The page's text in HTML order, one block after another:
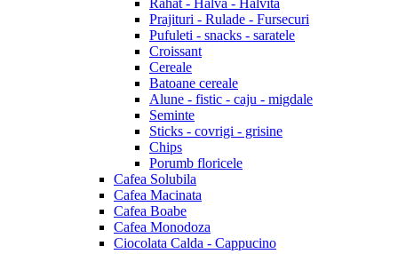
Rahat - Halva - Halvita
Prajituri - Rulade - Fursecuri
Pufuleti - snacks - saratele
Croissant
Cereale
Batoane cereale
Alune - fistic - caju - migdale
Seminte
Sticks - covrigi - grisine
Chips
Porumb floricele
Cafea Solubila
Cafea Macinata
Cafea Boabe
Cafea Monodoza
Ciocolata Calda - Cappucino